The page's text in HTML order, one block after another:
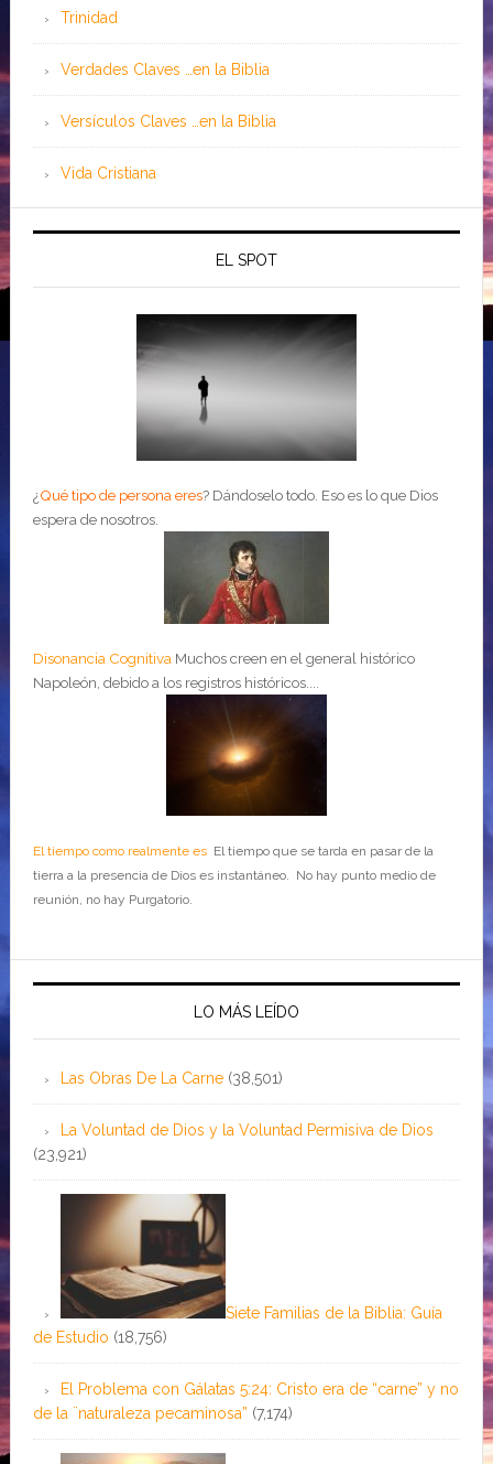
Trinidad
Verdades Claves …en la Biblia
Versículos Claves …en la Biblia
Vida Cristiana
EL SPOT
¿Qué tipo de persona eres? Dándoselo todo. Eso es lo que Dios
espera de nosotros.
Disonancia Cognitiva Muchos creen en el general histórico
Napoleón, debido a los registros históricos....
El tiempo como realmente esEl tiempo que se tarda en pasar de la
tierra a la presencia de Dios es instantáneo. No hay punto medio de
reunión, no hay Purgatorio.
LO MÁS LEÍDO
Las Obras De La Carne (38,501)
La Voluntad de Dios y la Voluntad Permisiva de Dios
(23,921)
Siete Familias de la Biblia: Guía
de Estudio (18,756)
El Problema con Gálatas 5:24: Cristo era de “carne” y no
de la ¨naturaleza pecaminosa” (7,174)